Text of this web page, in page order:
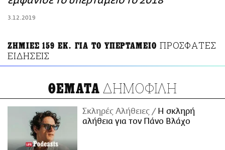
3.12.2019
ΖΗΜΙΕΣ 159 ΕΚ. ΓΙΑ ΤΟ ΥΠΕΡΤΑΜΕΙΟ ΠΡΟΣΦΑΤΕΣ
ΕΙΔΗΣΕΙΣ
ΘΕΜΑΤΑ ΔΗΜΟΦΙΛΗ
Σκληρές Αλήθειες
H σκληρή
αλήθεια για τον Πάνο Βλάχο